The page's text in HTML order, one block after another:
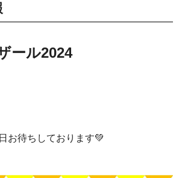
ール2024
お待ちしております💚